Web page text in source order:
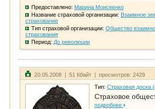
Предоставлено: Марина Моисеенко
Название страховой организации: Взаимное
страхование
Тип страховой организации: Общество
страхования
Период: До революции
20.05.2008 | 51 Кбайт | просмотров: 2429
Тип: Страховая доска
Страховое
подробнее